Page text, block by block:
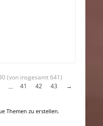
(von insgesamt 641)
… 41 42 43 →
Themen zu erstellen.